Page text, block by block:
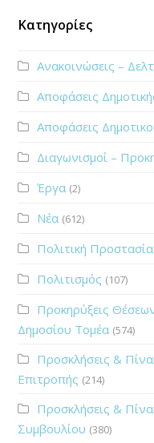
Κατηγορίες
Ανακοινώσεις –
Αποφάσεις
Αποφάσεις
Διαγωνισμοί –
Έργα (2)
Νέα (612)
Πολιτική Προστασία
Πολιτισμός (107)
Προκηρύξεις
Δημοσίου Τομέα (574)
Προσκλήσεις &
Επιτροπής (214)
Προσκλήσεις &
Συμβουλίου (380)